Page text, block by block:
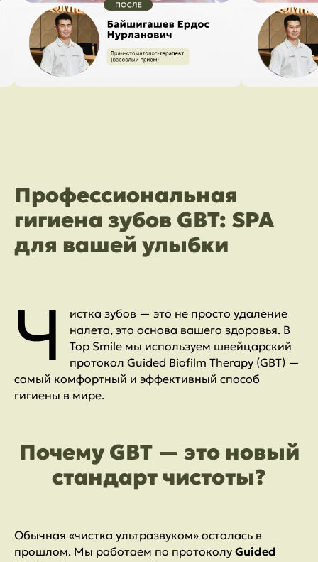
Профессиональная
гигиена зубов GBT: SPA
для вашей улыбки
Ч
истка зубов — это не просто удаление
налета, это основа вашего здоровья. В
Top Smile мы используем швейцарский
протокол Guided Biofilm Therapy (GBT) —
самый комфортный и эффективный способ
гигиены в мире.
Почему GBT — это новый
стандарт чистоты?
Обычная «чистка ультразвуком» осталась в
прошлом. Мы работаем по протоколу Guided